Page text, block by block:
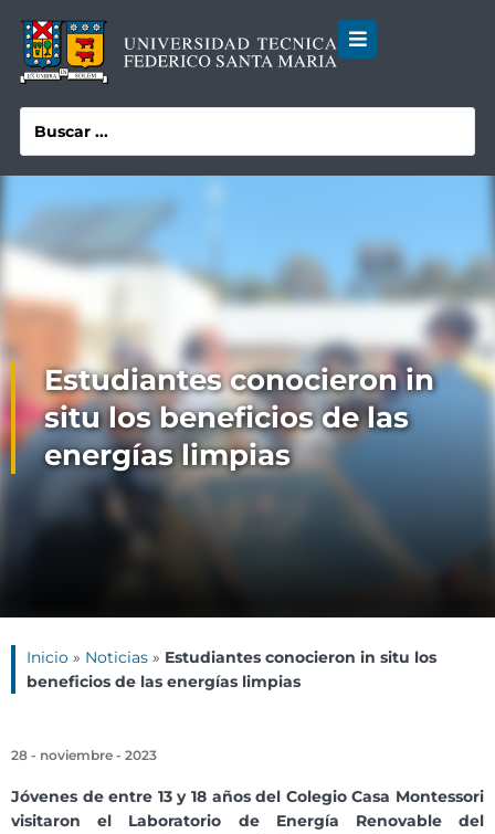
Estudiantes conocieron in
situ los beneficios de las
energías limpias
Inicio » Noticias » Estudiantes conocieron in situ los
beneficios de las energías limpias
28 - noviembre - 2023
Jóvenes de entre 13 y 18 años del Colegio Casa Montessori
visitaron el Laboratorio de Energía Renovable del